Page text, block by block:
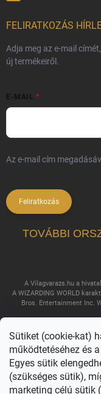
Sütiket (cookie-kat)
működtetéséhez és
Egyes sütik
(szükséges sütik),
marketing célú sütik
FELIRATKOZÁS
Adja meg az e-mail
új termékeiről.
E-MAIL
Az e-mail cím
Feliratkozás
TOVÁBBI
A Vilagvarazs.hu a
A WIZARDING WORLD
Bros. Entertainment Inc.